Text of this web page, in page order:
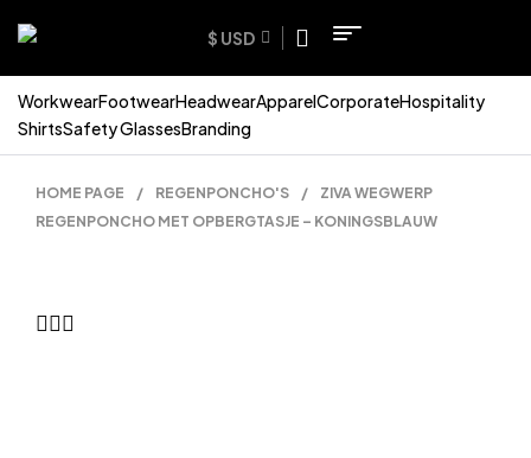
$ USD
WorkwearFootwearHeadwearApparelCorporateHospitality
ShirtsSafety GlassesBranding
HOME PAGE / REGENPONCHO'S /
ZIVA WEGWERP
REGENPONCHO MET OPBERGTASJE – KONINGSBLAUW